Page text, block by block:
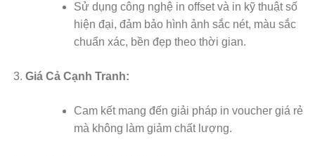
Sử dụng công nghệ in offset và in kỹ thuật số
hiện đại, đảm bảo hình ảnh sắc nét, màu sắc
chuẩn xác, bền đẹp theo thời gian.
Giá Cả Cạnh Tranh:
Cam kết mang đến giải pháp in voucher giá rẻ
mà không làm giảm chất lượng.